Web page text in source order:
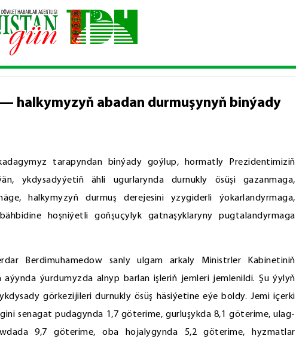
ykdysady ösüşi — halkymyzyň abadan durmuşynyň binýady
halkymyzyň abadan durmuşynyň binýady
tarapyndan binýady goýlup, hormatly Prezidentimiziň
ykdysadyýetiň ähli ugurlarynda durnukly ösüşi gazanmaga,
halkymyzyň durmuş derejesini yzygiderli ýokarlandyrmaga,
hoşniýetli goňşuçylyk gatnaşyklaryny pugtalandyrmaga
Berdimuhamedow sanly ulgam arkaly Ministrler Kabinetiniň
ýurdumyzda alnyp barlan işleriň jemleri jemlenildi. Şu ýylyň
görkezijileri durnukly ösüş häsiýetine eýe boldy. Jemi içerki
senagat pudagynda 1,7 göterime, gurluşykda 8,1 göterime, ulag-
9,7 göterime, oba hojalygynda 5,2 göterime, hyzmatlar